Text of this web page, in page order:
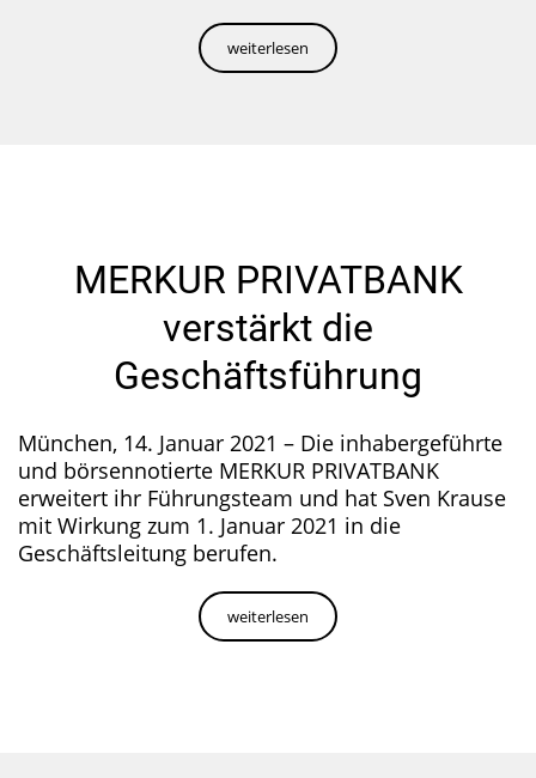
weiterlesen
MERKUR PRIVATBANK
verstärkt die
Geschäftsführung
München, 14. Januar 2021 – Die inhabergeführte
und börsennotierte MERKUR PRIVATBANK
erweitert ihr Führungsteam und hat Sven Krause
mit Wirkung zum 1. Januar 2021 in die
Geschäftsleitung berufen.
weiterlesen